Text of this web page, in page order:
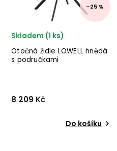
–25 %
Otočná židle LOWELL hnědá
s područkami
Skladem (1 ks)
8 209 Kč
Do košíku